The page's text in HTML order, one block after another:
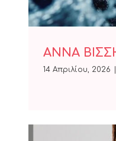
ΑΝΝΑ
14 Απριλίου, 2026